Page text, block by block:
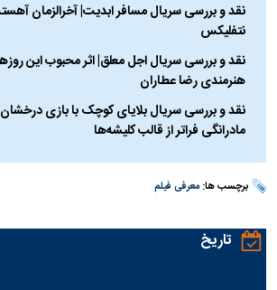
نقد و بررسی سریال مسافر ابدیت| آخرالزمان
نتفلیکس
نقد و بررسی سریال اجل معلق| اثر محبوب این
هنرمندی رضا عطاران
نقد و بررسی سریال بلایای کوچک با بازی درخشان
مادرانگی فراتر از قالب کلیشه‌‌ها
برچسب ها:معرفی فیلم
تاریخ